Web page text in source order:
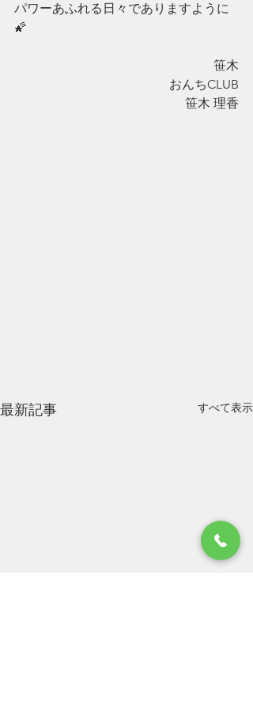
パワーあふれる日々でありますように
🌠
笹木
おんちCLUB
笹木 理香
最新記事 すべて表示